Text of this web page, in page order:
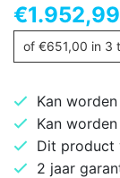
€1.952,99
of €651,00 in 3
Kan
Kan
Dit product
2 jaar